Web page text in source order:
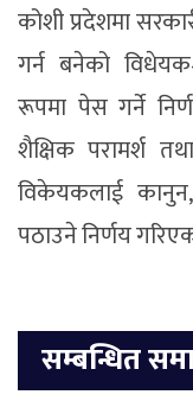
कोशी प्रदेशमा
गर्न बनेको
रूपमा पेस गर्ने
शैक्षिक परामर्श
विकेयकलाई कानुन,
पठाउने निर्णय
सम्बन्धित